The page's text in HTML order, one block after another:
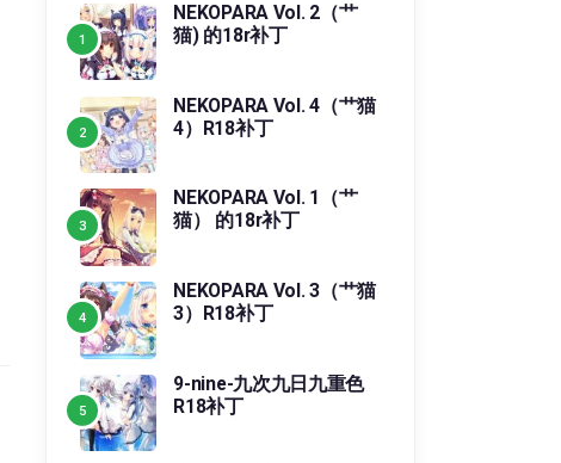
NEKOPARA Vol. 2（艹
猫) 的18r补丁
NEKOPARA Vol. 4（艹猫
4）R18补丁
NEKOPARA Vol. 1（艹
猫） 的18r补丁
NEKOPARA Vol. 3（艹猫
3）R18补丁
9-nine-九次九日九重色
R18补丁